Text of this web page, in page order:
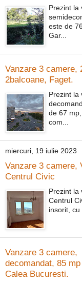
Prezint la
este de
Gar...
Vanzare 3 camere,
2balcoane, Faget.
Prezint la
de 67
com...
miercuri, 19 iulie 2023
Vanzare 3 camere,
Centrul Civic
Prezint la
Centrul
insorit, cu
Vanzare 3 camere,
decomandat, 85
Calea Bucuresti.